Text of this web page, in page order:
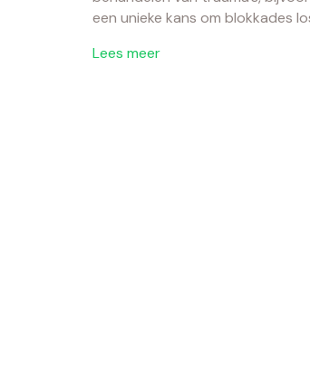
een unieke kans om blokkades
Lees meer